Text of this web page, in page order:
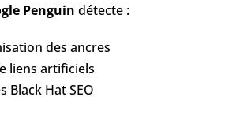
Penguin détecte :
des ancres
liens artificiels
Black Hat SEO